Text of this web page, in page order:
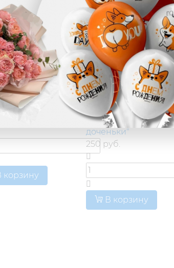
№ 16 "У
сын!
50% мама"
корзину
(0)
Наклейки на авто
выписка из роддома
№ 22 "С рождением
доченьки"
250 руб.
В корзину